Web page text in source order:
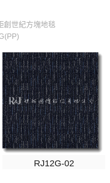
創世紀方塊地毯
RJ12G-02